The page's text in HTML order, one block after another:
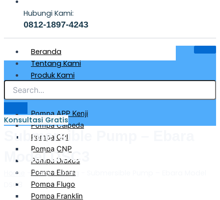
Hubungi Kami:
0812-1897-4243
Beranda
Tentang Kami
Produk Kami
Pompa Air Bersih & Industri
Pompa APP Kenji
Pompa Calpeda
Pompa CRI
Pompa CNP
Pompa Drakos
Pompa Ebara
Pompa Flugo
Pompa Franklin
Konsultasi Gratis
Submersible Pump – Ebara
Model DSC3
Home -Toko-Ebara
DSC3